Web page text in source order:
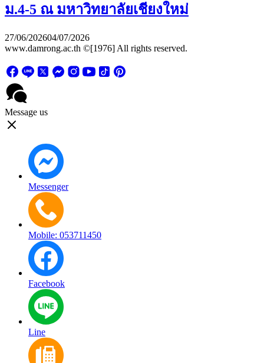
ม.4-5 ณ มหาวิทยาลัยเชียงใหม่
27/06/202604/07/2026
www.damrong.ac.th ©[1976] All rights reserved.
Message us
Messenger
Mobile: 053711450
Facebook
Line